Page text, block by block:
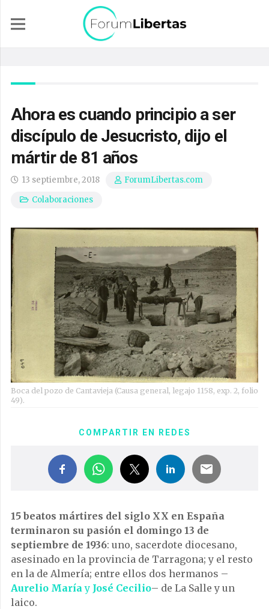
Ahora es cuando principio a ser
discípulo de Jesucristo, dijo el
mártir de 81 años
13 septiembre, 2018
ForumLibertas.com
Colaboraciones
Boca del pozo de Cantavieja (Causa general, legajo 1158, exp. 2, folio
49).
COMPARTIR EN REDES
15 beatos mártires del siglo XX en España
terminaron su pasión el domingo 13 de
septiembre de 1936: uno, sacerdote diocesano,
asesinado en la provincia de Tarragona; y el resto
en la de Almería; entre ellos dos hermanos –
Aurelio María y José Cecilio– de La Salle y un
laico.